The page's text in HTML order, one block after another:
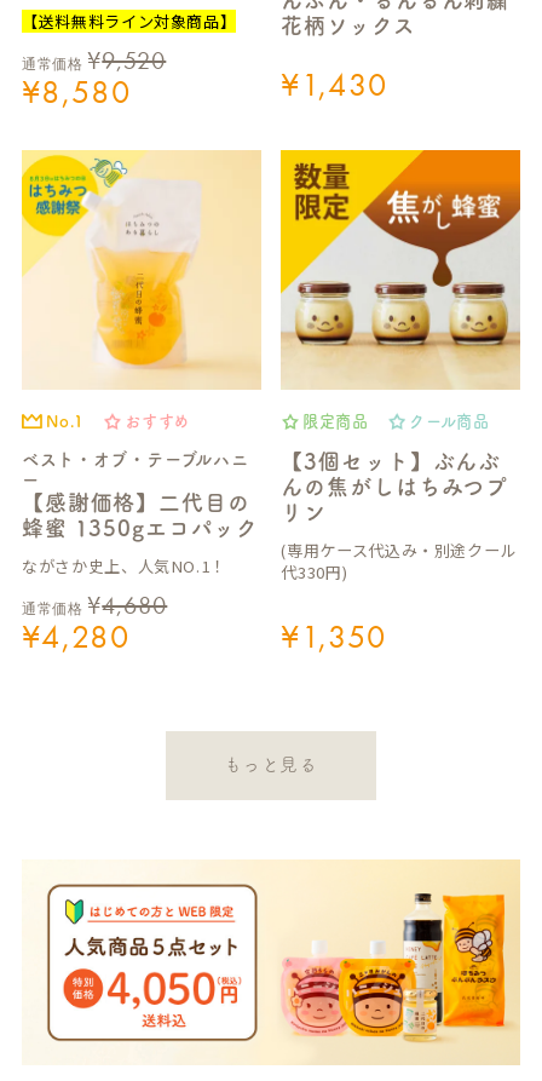
【送料無料ライン対象商品】
通常価格 ¥9,520
¥8,580
花柄ソックス
¥1,430
No.1 おすすめ
ベスト・オブ・テーブルハニ
ー
【感謝価格】二代目の
蜂蜜 1350gエコパック
ながさか史上、人気NO.1！
通常価格 ¥4,680
¥4,280
限定商品 クール商品
【3個セット】ぶんぶ
んの焦がしはちみつプ
リン
(専用ケース代込み・別途クール
代330円)
¥1,350
もっと見る